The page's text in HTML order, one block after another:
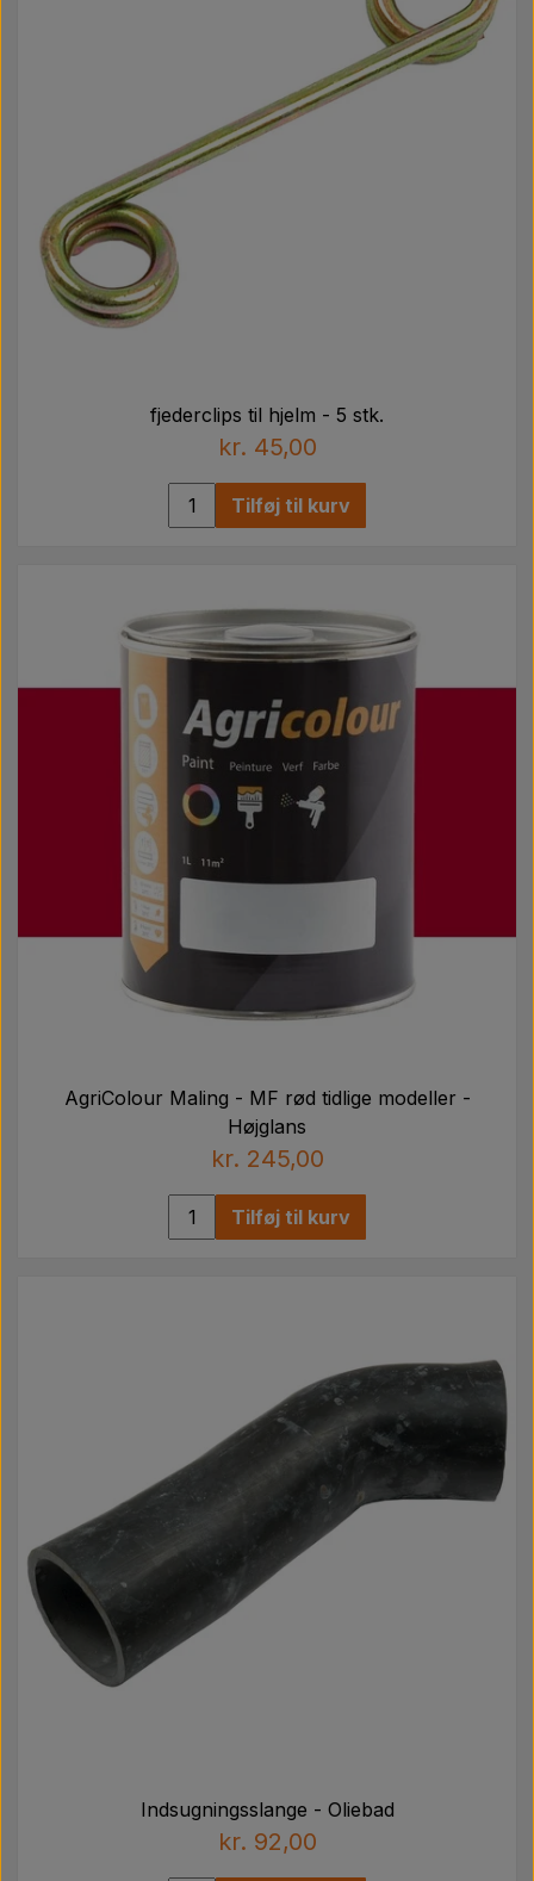
fjederclips til hjelm - 5 stk.
kr. 45,00
Tilføj til kurv
AgriColour Maling - MF rød tidlige modeller -
Højglans
kr. 245,00
Tilføj til kurv
Indsugningsslange - Oliebad
kr. 92,00